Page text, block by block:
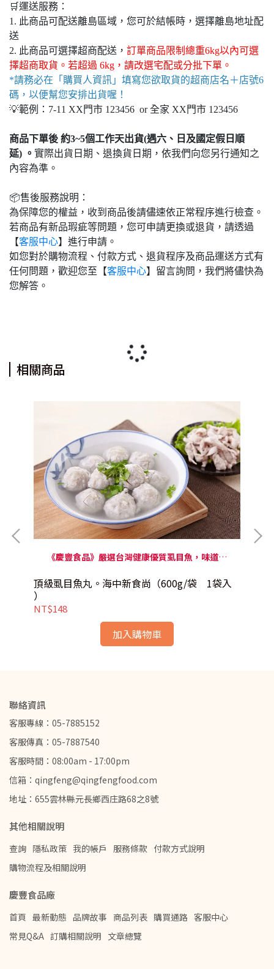
🛒運送服務：
1. 此商品可配送離島區域，您可於結帳時，選擇離島地址配
送
2. 此商品可選擇超商配送， 訂單商品限制總重6kg以內可選
擇超商取貨。若超過 6kg，請改選宅配或分批下單。
*請務必在「購買人資訊」填寫您欲取貨的超商店名＋店號6
碼，以便幫您安排出貨喔！
💡範例：7-11 XX門市 123456 or 全家 XX門市 123456
商品下單後 約3~5個工作天出貨(遇六、日及國定假日順
延) 。 實際出貨日期、退換貨日期，依我們向您另行通知之
內容為準。
📦售後服務說明：
為保障您的權益，收到商品後請儘速依正常程序進行檢查。
若商品有新品瑕疵等問題，您可申請更換或退貨，請透過
【客服中心】進行申請。
如您對於購物流程、付款方式、退貨程序及商品運送方式有
任何問題，歡迎您至【客服中心】留言詢問，我們將儘快為
您解答。
相關商品
《慶豐食品》嚴選台灣健康優質虱目魚，味道鮮
頂級虱目魚丸。海中新食尚（600g/袋 1袋入
）
NT$148
加入購物車
聯絡資訊
客服專線：05-7885152
客服傳真：05-7887540
客服時間：08:00am - 17:00pm
信箱：qingfeng@qingfengfood.com
地址：655雲林縣元長鄉西庄路68之8號
其他相關說明
查詢 隱私政策 我的帳戶 服務條款 付款方式說明
購物流程及相關說明
慶豐食品廠
首頁 最新動態 品牌故事 商品列表 購買通路 客服中心
常見Q&A 訂購相關說明 文章總覽